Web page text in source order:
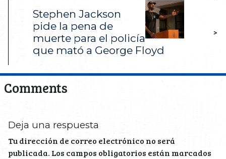
Stephen Jackson
pide la pena de
muerte para el policía
que mató a George Floyd
>
Comments
Deja una respuesta
Tu dirección de correo electrónico no será
publicada. Los campos obligatorios están marcados